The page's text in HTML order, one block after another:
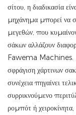
σίτου, η διαδικασία
μηχάνημα μπορεί να
μεγεθών, που
σάκων αλλάζουν
Fawema
σφράγιση χάρτινων
συνέχεια πηγαίνει
συρρικνούμενο
ρομπότ ή